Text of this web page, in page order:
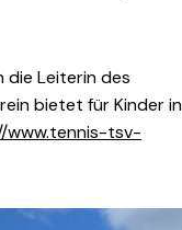
die Leiterin des
bietet für Kinder
www.tennis-tsv-